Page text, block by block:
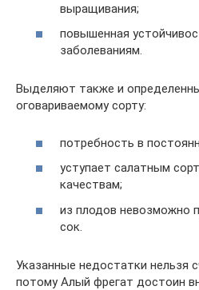
выращивания;
повышенная
заболеваниям.
Выделяют также и
оговариваемому сорту:
потребность в
уступает салатным
качествам;
из плодов невозможно
сок.
Указанные недостатки нельзя
потому Алый фрегат достоин